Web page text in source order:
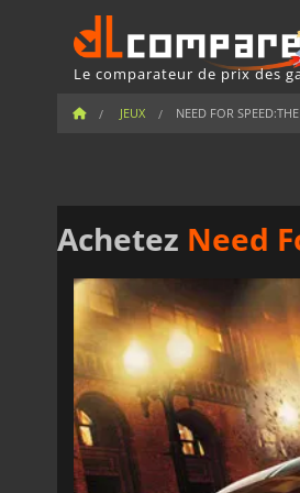
Le comparateur de prix des
JEUX NEED FOR
Achetez Need